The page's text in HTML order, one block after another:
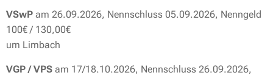
VSwP am 26.09.2026, Nennschluss 05.09.2026, Nenngeld
100€ / 130,00€
um Limbach
VGP / VPS am 17/18.10.2026, Nennschluss 26.09.2026,